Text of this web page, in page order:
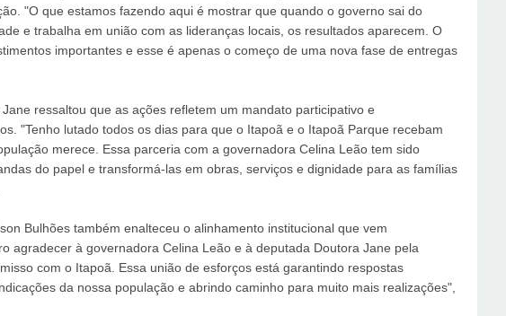
"O que estamos fazendo aqui é mostrar que quando o governo sai do
e trabalha em união com as lideranças locais, os resultados aparecem. O
importantes e esse é apenas o começo de uma nova fase de entregas
ressaltou que as ações refletem um mandato participativo e
"Tenho lutado todos os dias para que o Itapoã e o Itapoã Parque recebam
merece. Essa parceria com a governadora Celina Leão tem sido
do papel e transformá-las em obras, serviços e dignidade para as famílias
Bulhões também enalteceu o alinhamento institucional que vem
agradecer à governadora Celina Leão e à deputada Doutora Jane pela
com o Itapoã. Essa união de esforços está garantindo respostas
da nossa população e abrindo caminho para muito mais realizações",